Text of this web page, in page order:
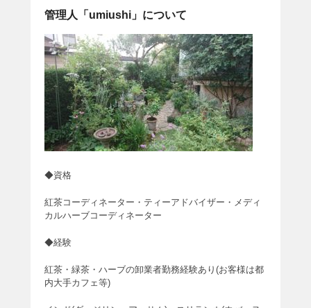
o
o
k
管理人「umiushi」について
◆資格
紅茶コーディネーター・ティーアドバイザー・メディ
カルハーブコーディネーター
◆経験
紅茶・緑茶・ハーブの卸業者勤務経験あり(お客様は都
内大手カフェ等)